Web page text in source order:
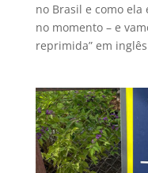
no Brasil e como
no momento – e
reprimida” em